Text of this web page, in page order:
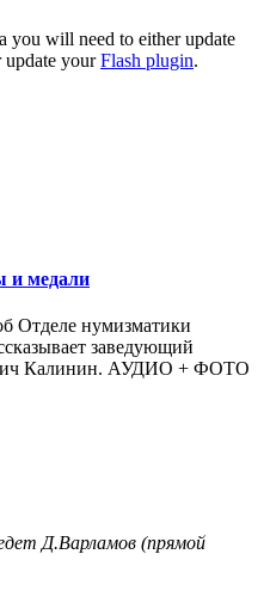
you will need to either update
update yourFlash plugin.
и медали
Отделе нумизматики
заведующий
Калинин. АУДИО + ФОТО
Д.Варламов (прямой